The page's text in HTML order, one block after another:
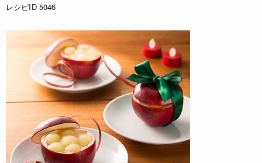
レシピID 5046